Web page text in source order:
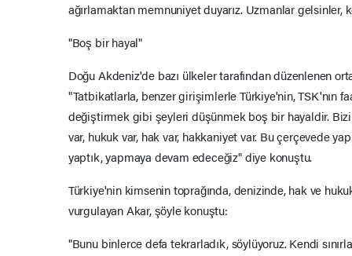
ağırlamaktan memnuniyet duyarız. Uzmanlar gelsinler,
"Boş bir hayal"
Doğu Akdeniz'de bazı ülkeler tarafından düzenlenen
"Tatbikatlarla, benzer girişimlerle Türkiye'nin, TSK'nın
değiştirmek gibi şeyleri düşünmek boş bir hayaldir.
var, hukuk var, hak var, hakkaniyet var. Bu çerçevede
yaptık, yapmaya devam edeceğiz" diye konuştu.
Türkiye'nin kimsenin toprağında, denizinde, hak ve
vurgulayan Akar, şöyle konuştu:
"Bunu binlerce defa tekrarladık, söylüyoruz. Kendi